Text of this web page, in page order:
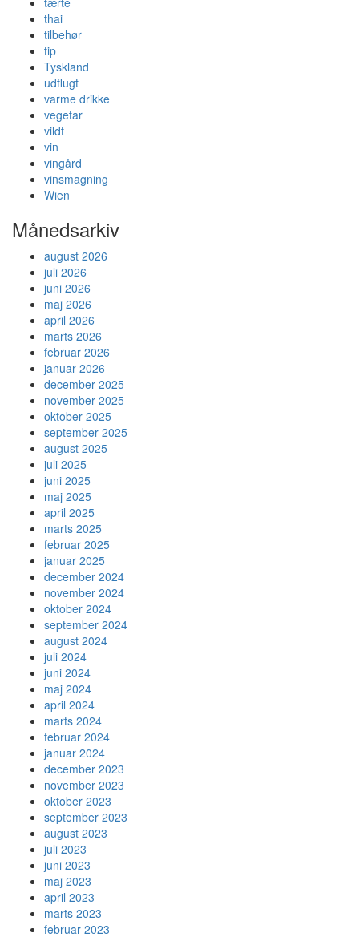
thai
tilbehør
tip
Tyskland
udflugt
varme drikke
vegetar
vildt
vin
vingård
vinsmagning
Wien
Månedsarkiv
august 2026
juli 2026
juni 2026
maj 2026
april 2026
marts 2026
februar 2026
januar 2026
december 2025
november 2025
oktober 2025
september 2025
august 2025
juli 2025
juni 2025
maj 2025
april 2025
marts 2025
februar 2025
januar 2025
december 2024
november 2024
oktober 2024
september 2024
august 2024
juli 2024
juni 2024
maj 2024
april 2024
marts 2024
februar 2024
januar 2024
december 2023
november 2023
oktober 2023
september 2023
august 2023
juli 2023
juni 2023
maj 2023
april 2023
marts 2023
februar 2023